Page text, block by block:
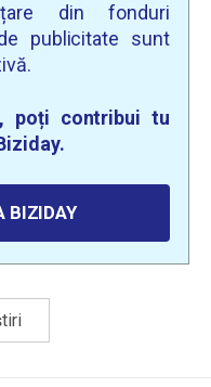
din fonduri
publicitate sunt
poți contribui tu
BIZIDAY